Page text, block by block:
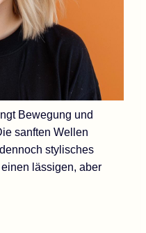
Bewegung und
sanften Wellen
stylisches
lässigen, aber